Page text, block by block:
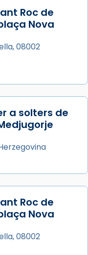
sant Cugat, a
la tradició
a Júlia”) i
=
I l’any 1667, el
en una obra
Iluro.
Roc de
Nova
08002
a solters de
Roc de
Nova
08002